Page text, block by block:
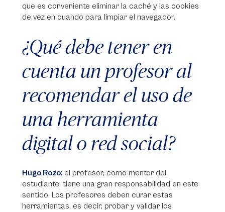
que es conveniente eliminar la caché y las cookies
de vez en cuando para limpiar el navegador.
¿Qué debe tener en
cuenta un profesor al
recomendar el uso de
una herramienta
digital o red social?
Hugo Rozo: el profesor, como mentor del
estudiante, tiene una gran responsabilidad en este
sentido. Los profesores deben curar estas
herramientas, es decir, probar y validar los